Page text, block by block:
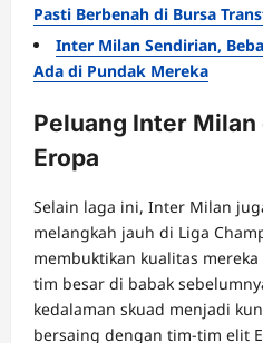
Pasti Berbenah di Bursa
Inter Milan Sendirian,
Ada di Pundak Mereka
Peluang Inter
Eropa
Selain laga ini, Inter Milan
melangkah jauh di Liga
membuktikan kualitas
tim besar di babak
kedalaman skuad menjadi
bersaing dengan tim-tim elit